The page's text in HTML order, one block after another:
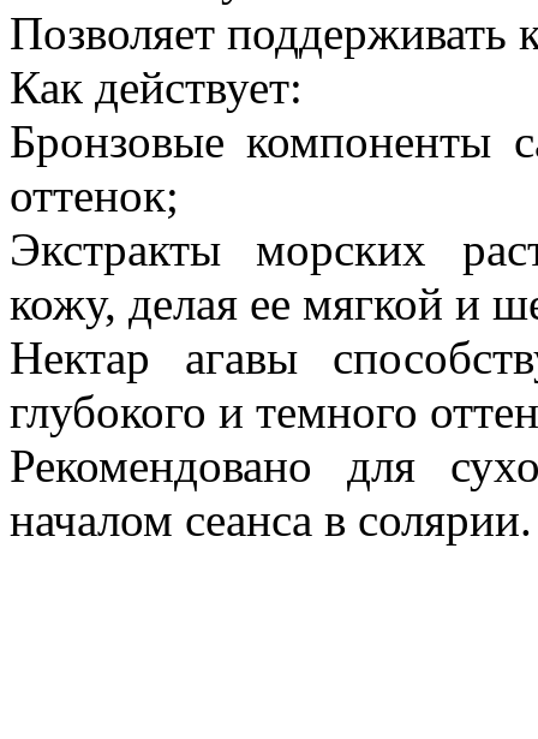
Позволяет поддерживать
Как действует:
Бронзовые компоненты
оттенок;
Экстракты морских
кожу, делая ее мягкой и
Нектар агавы
глубокого и темного
Рекомендовано для
началом сеанса в солярии.